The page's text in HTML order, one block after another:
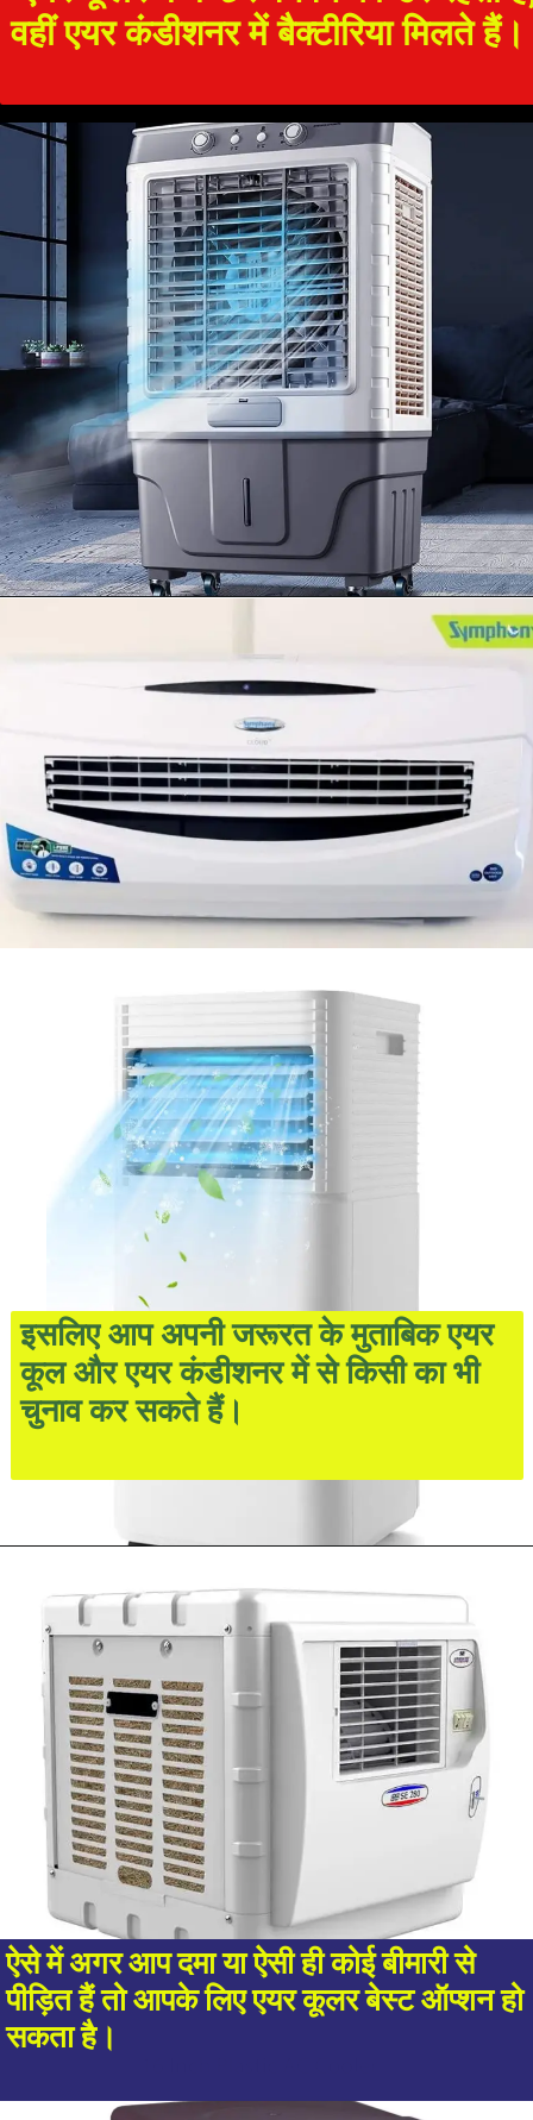
वहीं एयर कंडीशनर में बैक्टीरिया मिलते हैं।
इसलिए आप अपनी जरूरत के मुताबिक एयर
कूल और एयर कंडीशनर में से किसी का भी
चुनाव कर सकते हैं।
ऐसे में अगर आप दमा या ऐसी ही कोई बीमारी से
पीड़ित हैं तो आपके लिए एयर कूलर बेस्ट ऑप्शन हो
सकता है।